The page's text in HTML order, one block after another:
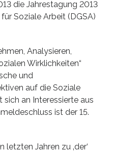
die Jahrestagung 2013
Soziale Arbeit (DGSA)
Analysieren,
Wirklichkeiten“
und
auf die Soziale
sich an Interessierte aus
ist der 15.
letzten Jahren zu ‚der‘